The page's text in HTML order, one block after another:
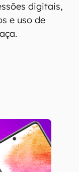
digitais,
e uso de